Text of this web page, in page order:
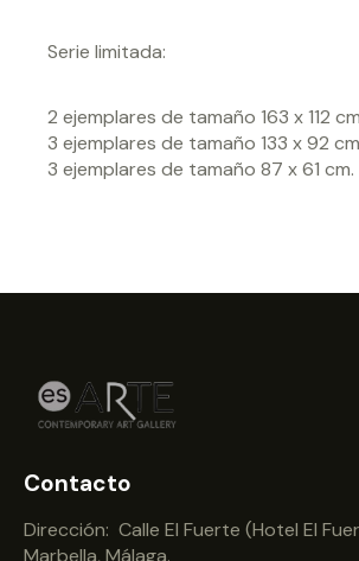
Serie limitada:
2 ejemplares de tamaño 163 x 112
3 ejemplares de tamaño 133 x 92
3 ejemplares de tamaño 87 x 61 cm.
Contacto
Dirección: Calle El Fuerte (Hotel El
Marbella, Málaga.